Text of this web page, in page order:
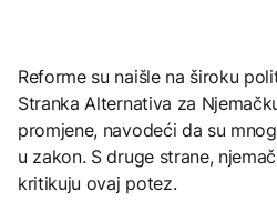
Reforme su naišle na široku
Stranka Alternativa za
promjene, navodeći da su
u zakon. S druge strane,
kritikuju ovaj potez.